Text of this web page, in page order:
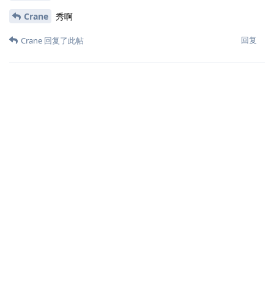
Crane
秀啊
回复
Crane 回复了此帖